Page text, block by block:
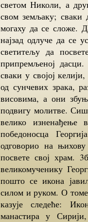
светом Николи, а
свом земљаку;
могаху да се сложе.
најзад одлуче да се
светитељу да
припремљеној
сваки у својој
од сунчевих зрака,
висовима, а они
подвигу молитве.
велико изненађење
победоносца
одговорио на
посвете свој храм.
великомученику
пошто се икона
силом и руком. О томе
казује следеће:
манастира у